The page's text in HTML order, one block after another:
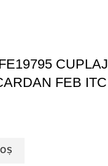
CUPLAJ
FEB ITC